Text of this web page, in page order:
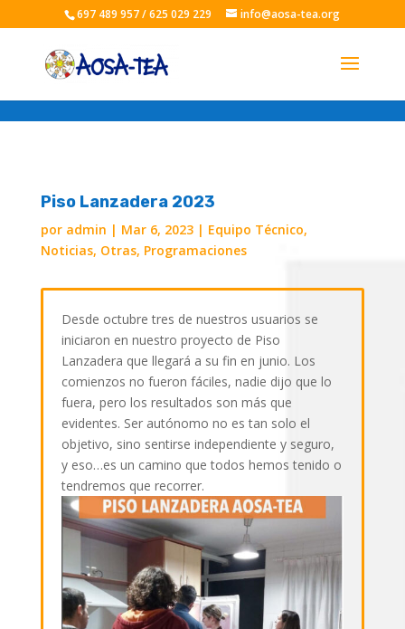
697 489 957 / 625 029 229 info@aosa-tea.org
Piso Lanzadera 2023
por admin | Mar 6, 2023| Equipo Técnico,
Noticias, Otras, Programaciones
Desde octubre tres de nuestros usuarios se
iniciaron en nuestro proyecto de Piso
Lanzadera que llegará a su fin en junio. Los
comienzos no fueron fáciles, nadie dijo que lo
fuera, pero los resultados son más que
evidentes. Ser autónomo no es tan solo el
objetivo, sino sentirse independiente y seguro,
y eso…es un camino que todos hemos tenido o
tendremos que recorrer.